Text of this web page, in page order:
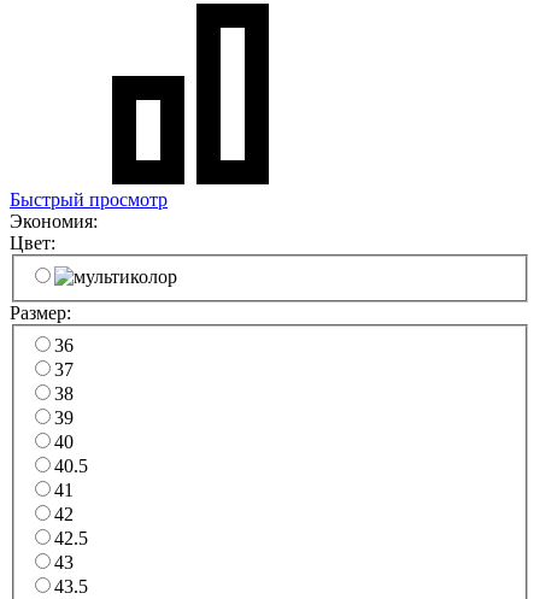
Быстрый просмотр
Экономия:
Цвет:
Размер:
36
37
38
39
40
40.5
41
42
42.5
43
43.5